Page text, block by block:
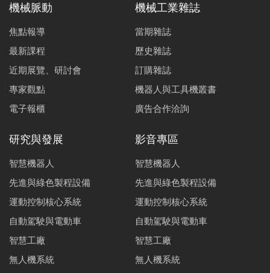
機械脈動
焦點報導
最新課程
近期展覽、研討會
專家觀點
電子報櫃
機械工業雜誌
當期雜誌
歷史雜誌
訂購雜誌
機器人與工具機叢書
廣告合作洽詢
研究與發展
智慧機器人
先進與綠色製程設備
運動控制核心系統
自動駕駛與電動車
智慧工廠
無人機系統
影音專區
智慧機器人
先進與綠色製程設備
運動控制核心系統
自動駕駛與電動車
智慧工廠
無人機系統